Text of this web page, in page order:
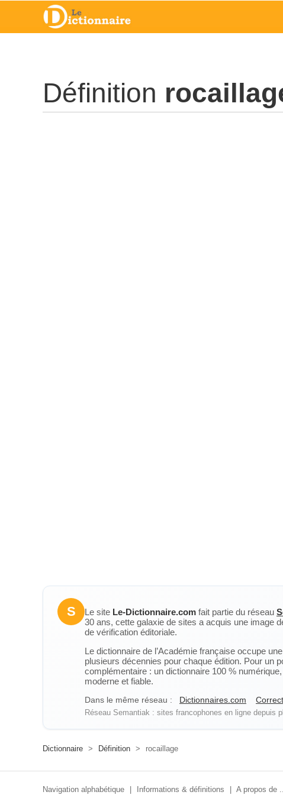
Définition
S Le site Le-Dictionnaire.com fait partie du réseau
30 ans, cette galaxie de sites a acquis une image
de vérification éditoriale.
Le dictionnaire de l’Académie française occupe
plusieurs décennies pour chaque édition. Pour un
complémentaire : un dictionnaire 100 %
moderne et fiable.
Dans le même réseau : Dictionnaires.com
Réseau Semantiak : sites francophones en ligne
Dictionnaire > Définition > rocaillage
Navigation alphabétique Informations & définitions A propos de